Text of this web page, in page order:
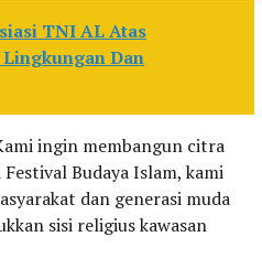
TNI AL Atas
Dan
ingin membangun citra
Budaya Islam, kami
dan generasi muda
sisi religius kawasan